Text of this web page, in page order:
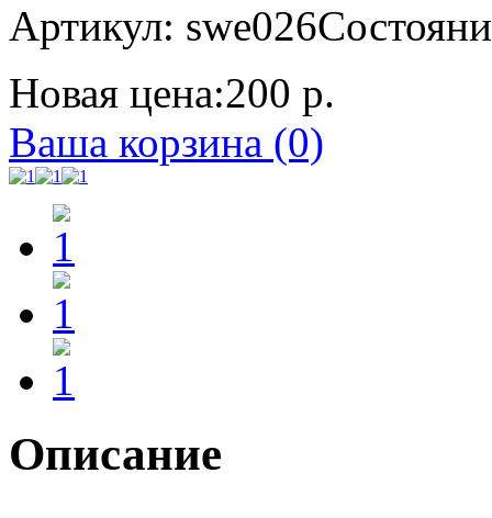
Артикул: swe026
Новая цена:200 р.
Ваша корзина (0)
Описание